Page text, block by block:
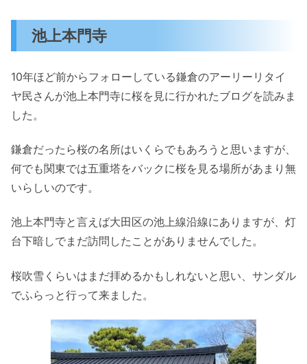
池上本門寺
10年ほど前からフォローしている鎌倉のアーリーリタイ
ヤ民さんが池上本門寺に桜を見に行かれたブログを読みま
した。
鎌倉だったら桜の名所はいくらでもあろうと思いますが、
何でも関東では五重塔をバックに桜を見る場所があまり無
いらしいのです。
池上本門寺と言えば大田区の池上線沿線にありますが、灯
台下暗しでまだ訪問したことがありませんでした。
桜吹雪くらいはまだ拝めるかもしれないと思い、サンダル
でふらっと行って来ました。